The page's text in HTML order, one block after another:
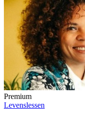
Premium
Levenslessen